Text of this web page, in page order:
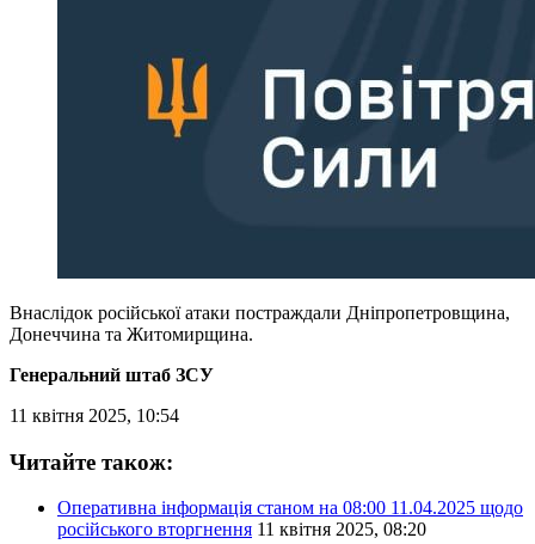
Внаслідок російської атаки постраждали Дніпропетровщина,
Донеччина та Житомирщина.
Генеральний штаб ЗСУ
11 квітня 2025, 10:54
Читайте також:
Оперативна інформація станом на 08:00 11.04.2025 щодо
російського вторгнення 11 квітня 2025, 08:20